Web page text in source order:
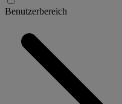
Benutzerbereich